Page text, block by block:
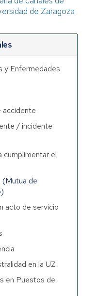
de Zaragoza
y Enfermedades
accidente
/ incidente
cumplimentar el
(Mutua de
acto de servicio
en la UZ
en Puestos de